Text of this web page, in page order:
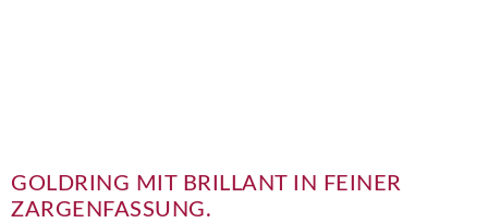
GOLDRING MIT BRILLANT IN FEINER
ZARGENFASSUNG.